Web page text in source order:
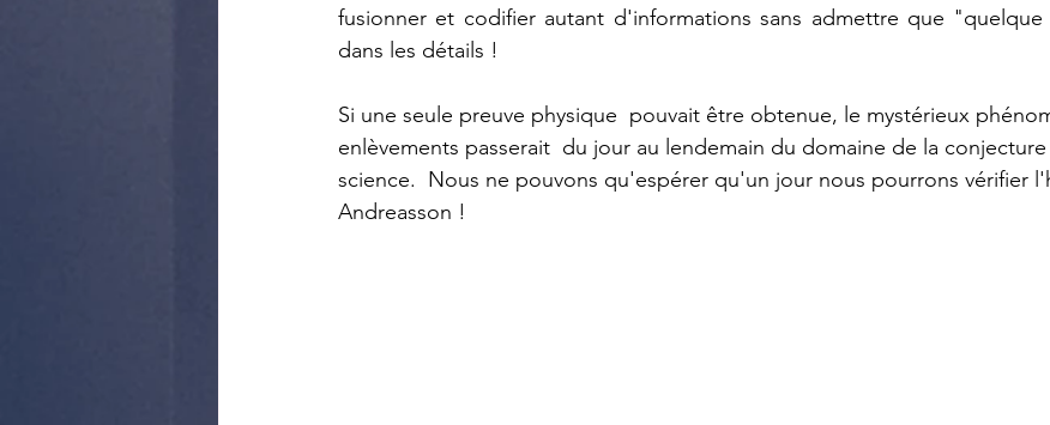
fusionner et codifier autant d'informations sans admettre que
dans les détails !
Si une seule preuve physique  pouvait être obtenue, le mystérieux
enlèvements passerait  du jour au lendemain du domaine de la
science.  Nous ne pouvons qu'espérer qu'un jour nous pourrons vérifier
Andreasson !